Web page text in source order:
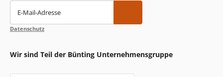
E-Mail-Adresse
Datenschutz
Wir sind Teil der Bünting Unternehmensgruppe